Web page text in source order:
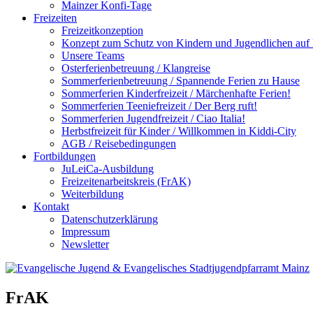
Mainzer Konfi-Tage
Freizeiten
Freizeitkonzeption
Konzept zum Schutz von Kindern und Jugendlichen auf
Unsere Teams
Osterferienbetreuung / Klangreise
Sommerferienbetreuung / Spannende Ferien zu Hause
Sommerferien Kinderfreizeit / Märchenhafte Ferien!
Sommerferien Teeniefreizeit / Der Berg ruft!
Sommerferien Jugendfreizeit / Ciao Italia!
Herbstfreizeit für Kinder / Willkommen in Kiddi-City
AGB / Reisebedingungen
Fortbildungen
JuLeiCa-Ausbildung
Freizeitenarbeitskreis (FrAK)
Weiterbildung
Kontakt
Datenschutzerklärung
Impressum
Newsletter
FrAK